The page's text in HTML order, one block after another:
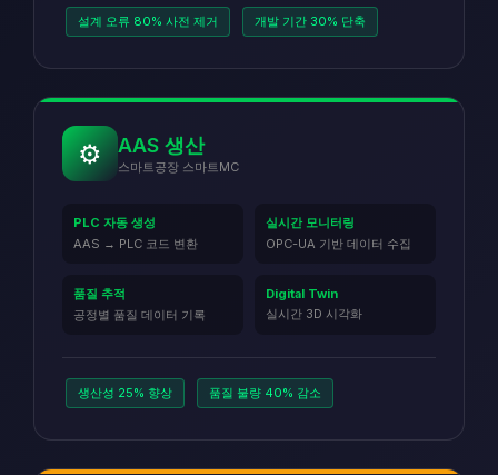
설계 오류 80% 사전 제거 개발 기간 30% 단축
⚙️ AAS 생산
스마트공장 스마트MC
PLC 자동 생성
AAS → PLC 코드 변환
실시간 모니터링
OPC-UA 기반 데이터 수집
품질 추적
공정별 품질 데이터 기록
Digital Twin
실시간 3D 시각화
생산성 25% 향상 품질 불량 40% 감소